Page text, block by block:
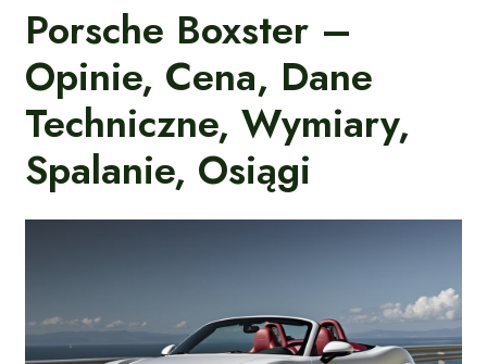
Porsche Boxster –
Opinie, Cena, Dane
Techniczne, Wymiary,
Spalanie, Osiągi